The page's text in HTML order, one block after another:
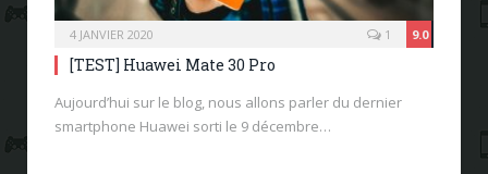
4 JANVIER 2020 9.0
1
[TEST] Huawei Mate 30 Pro
Aujourd’hui sur le blog, nous allons parler du dernier
smartphone Huawei sorti le 9 décembre…